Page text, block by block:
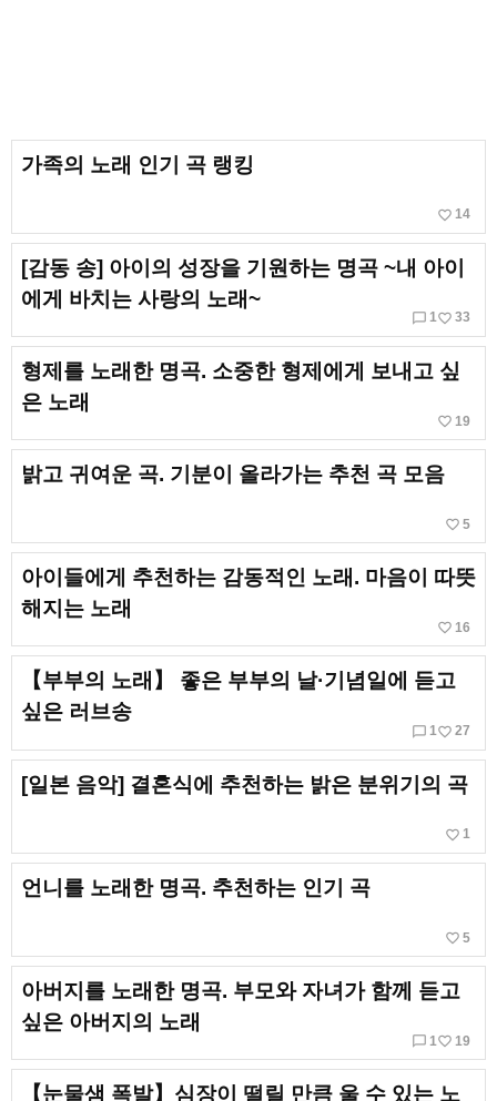
가족의 노래 인기 곡 랭킹
favorite_border 14
[감동 송] 아이의 성장을 기원하는 명곡 ~내 아이
에게 바치는 사랑의 노래~
chat_bubble_outline 1favorite_border 33
형제를 노래한 명곡. 소중한 형제에게 보내고 싶
은 노래
favorite_border 19
밝고 귀여운 곡. 기분이 올라가는 추천 곡 모음
favorite_border 5
아이들에게 추천하는 감동적인 노래. 마음이 따뜻
해지는 노래
favorite_border 16
【부부의 노래】 좋은 부부의 날·기념일에 듣고
싶은 러브송
chat_bubble_outline 1 favorite_border 27
[일본 음악] 결혼식에 추천하는 밝은 분위기의 곡
favorite_border 1
언니를 노래한 명곡. 추천하는 인기 곡
favorite_border 5
아버지를 노래한 명곡. 부모와 자녀가 함께 듣고
싶은 아버지의 노래
chat_bubble_outline 1 favorite_border 19
【눈물샘 폭발】심장이 떨릴 만큼 울 수 있는 노